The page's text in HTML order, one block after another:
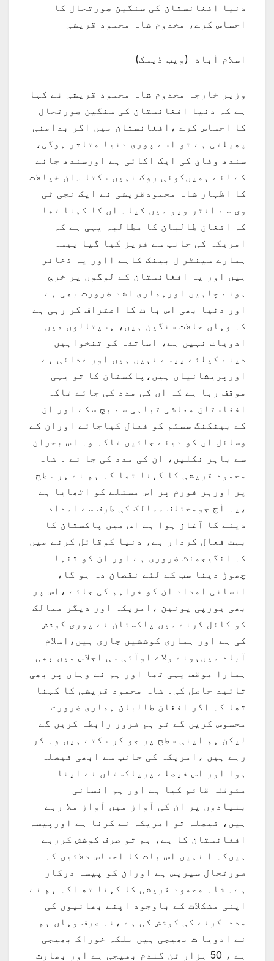
دنیا افغانستان کی سنگین صورتحال کا
احساس کرے، مخدوم شاہ محمود قریشی
اسلام آباد (ویب ڈیسک)
وزیر خارجہ مخدوم شاہ محمود قریشی نے کہا
ہے کہ دنیا افغانستان کی سنگین صورتحال
کا احساس کرے ،افغانستان میں اگر بدامنی
پھیلتی ہے تو اسے پوری دنیا متاثر ہوگی،
سندھ وفاق کی ایک اکائی ہے اورسندھ جانے
کے لئے ہمیںکوئی روک نہیں سکتا ۔ان خیالات
کا اظہار شاہ محمودقریشی نے ایک نجی ٹی
وی سے انٹر ویو میں کیا۔ ان کا کہنا تھا
کہ افغان طالبان کا مطالبہ یہی ہے کہ
امریکہ کی جانب سے فریز کیا گیا پیسہ
ہمارے سینٹر ل بینک کاہے ااور یہ ذخائر
ہیں اور یہ افغانستان کے لوگوں پر خرچ
ہونے چاہیں اورہماری اشد ضرورت بھی ہے
اور دنیا بھی اس با ت کا اعتراف کر رہی ہے
کہ وہاں حالات سنگین ہیں، ہسپتالوں میں
ادویات نہیں ہے، اساتذہ کو تنخواہیں
دینے کیلئے پیسے نہیں ہیں اور غذائی ہے
اورپریشانیاں ہیں،پاکستان کا تو یہی
موقف رہا ہے کہ ان کی مدد کی جائے تاکہ
افغاستان معاشی تباہی سے بچ سکے اور ان
کے بینکنگ سسٹم کو فعال کیاجائے اوران کے
وسائل ان کو دیئے جائیں تاکہ وہ اس بحران
سے باہر نکلیں، ان کی مدد کی جا ئے ۔ شاہ
محمود قریشی کا کہنا تھا کہ ہم نے ہر سطح
پر اورہر فورم پر اس مسئلے کو اٹھایا ہے
،یہ آج جومختلف ممالک کی طرف سے امداد
دینے کا آغاز ہوا ہے اس میں پاکستان کا
بہت فعال کردار ہے، دنیا کوقائل کرنے میں
کہ انگیجمنٹ ضروری ہے اور ان کو تنہا
چھوڑ دینا سب کے لئے نقصان دہ ہو گا،
انسانی امداد ان کو فراہم کی جائے ،اس پر
بھی یورپی یونین ،امریکہ اور دیگر ممالک
کو کائل کرنے میں پاکستان نے پوری کوشش
کی ہے اور ہماری کوششیں جاری ہیں،اسلام
آباد میںہونے ولاے اوآئی سی اجلاس میں بھی
ہمارا موقف یہی تھا اور ہم نے وہاں پر بھی
تائید حاصل کی۔ شاہ محمود قریشی کا کہنا
تھا کہ اگر افغان طالبان ہماری ضرورت
محسوس کریں گے تو ہم ضرور رابطہ کریں گے
لیکن ہم اپنی سطح پر جو کر سکتے ہیں وہ کر
رہے ہیں ،امریکہ کی جانب سے ابھی فیصلہ
ہوا اور اس فیصلے پرپاکستان نے اپنا
مئوقف قائم کیا ہے اور ہم انسانی
بنیادوں پر ان کی آواز میں آواز ملا رہے
ہیں، فیصلہ تو امریکہ نے کرنا ہے اورپیسہ
افغانستان کا ہے، ہم تو صرف کوشش کررہے
ہیںکہ ا نہیں اس بات کا احساس دلائیں کہ
صورتحال سیریس ہے اوران کو پیسہ درکار
ہے۔ شاہ محمود قریشی کا کہنا تھ اکہ ہم نے
اپنی مشکلات کے باوجود اپنے بھائیوں کی
مدد کرنے کی کوشش کی ہے ،نہ صرف وہاں ہم
نے ادویا ت بھیجی ہیں بلکہ خوراک بھیجی
ہے ، 50 ہزار ٹن گندم بھیجی ہے اور بھارت